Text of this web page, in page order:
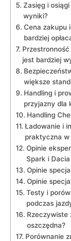
Zasięg ​i
wyniki?
Cena zakupu​
bardziej
jest bardziej
większe​
Handling i
przyjazny dla
Handling
Ładowanie i
praktyczna
Opinie​
Spark ‍i
Opinie
Opinie
Testy ⁤i‌
podczas
Rzeczywiste
oszczędna?
Porównanie